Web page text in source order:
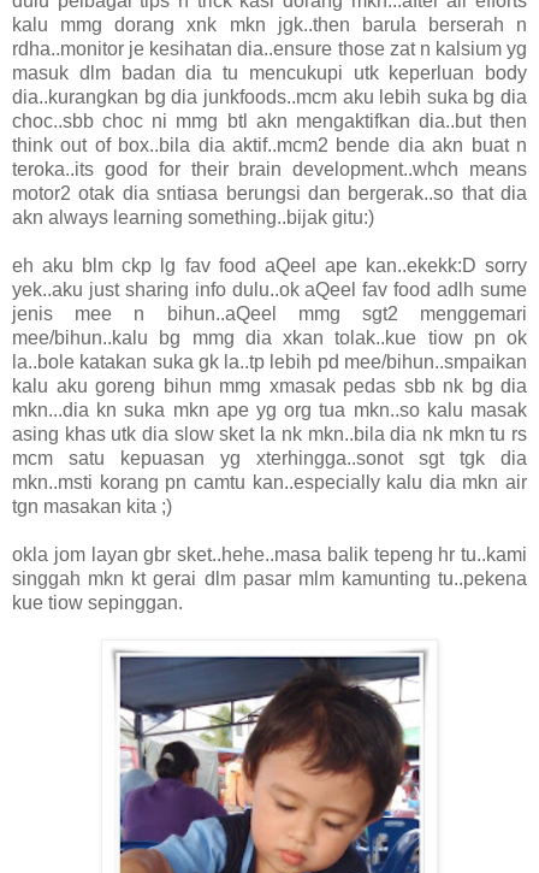
kalu mmg dorang xnk mkn jgk..then barula berserah n
rdha..monitor je kesihatan dia..ensure those zat n kalsium yg
masuk dlm badan dia tu mencukupi utk keperluan body
dia..kurangkan bg dia junkfoods..mcm aku lebih suka bg dia
choc..sbb choc ni mmg btl akn mengaktifkan dia..but then
think out of box..bila dia aktif..mcm2 bende dia akn buat n
teroka..its good for their brain development..whch means
motor2 otak dia sntiasa berungsi dan bergerak..so that dia
akn always learning something..bijak gitu:)
eh aku blm ckp lg fav food aQeel ape kan..ekekk:D sorry
yek..aku just sharing info dulu..ok aQeel fav food adlh sume
jenis mee n bihun..aQeel mmg sgt2 menggemari
mee/bihun..kalu bg mmg dia xkan tolak..kue tiow pn ok
la..bole katakan suka gk la..tp lebih pd mee/bihun..smpaikan
kalu aku goreng bihun mmg xmasak pedas sbb nk bg dia
mkn...dia kn suka mkn ape yg org tua mkn..so kalu masak
asing khas utk dia slow sket la nk mkn..bila dia nk mkn tu rs
mcm satu kepuasan yg xterhingga..sonot sgt tgk dia
mkn..msti korang pn camtu kan..especially kalu dia mkn air
tgn masakan kita ;)
okla jom layan gbr sket..hehe..masa balik tepeng hr tu..kami
singgah mkn kt gerai dlm pasar mlm kamunting tu..pekena
kue tiow sepinggan.